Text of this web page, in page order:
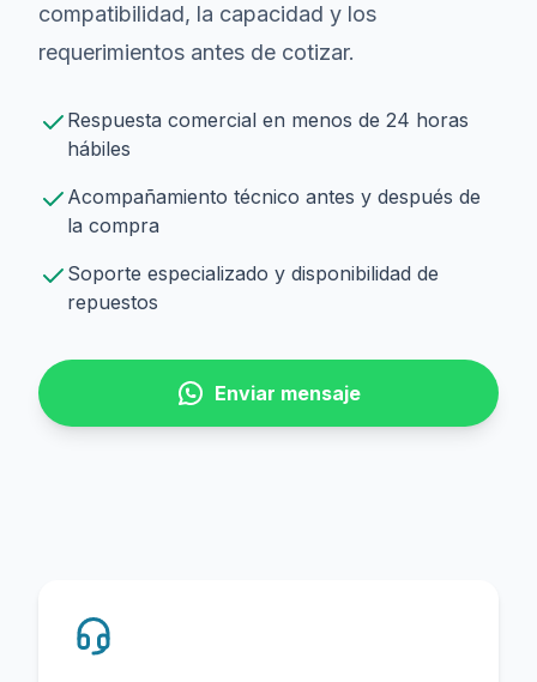
compatibilidad, la capacidad y los
requerimientos antes de cotizar.
Respuesta comercial en menos de 24 horas
hábiles
Acompañamiento técnico antes y después de
la compra
Soporte especializado y disponibilidad de
repuestos
Enviar mensaje